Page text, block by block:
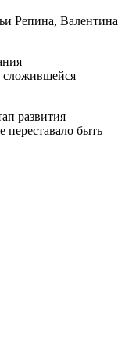
Репина, Валентина
—
сложившейся
развития
переставало быть